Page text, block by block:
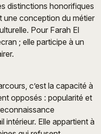
distinctions honorifiques
une conception du métier
Pour Farah El
; elle participe à un
c’est la capacité à
opposés : popularité et
intérieur. Elle appartient à